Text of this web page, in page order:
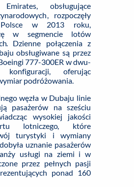
obsługujące
rozpoczęły
w 2013 roku,
w segmencie lotów
Dzienne połączenia z
obsługiwane są przez
777-300ER w dwu-
oferując
podróżowania.
węzła w Dubaju linie
pasażerów na sześciu
wysokiej jakości
lotniczego, które
turystyki i wymiany
uznanie pasażerów
usługi na ziemi i w
przez pełnych pasji
ponad 160